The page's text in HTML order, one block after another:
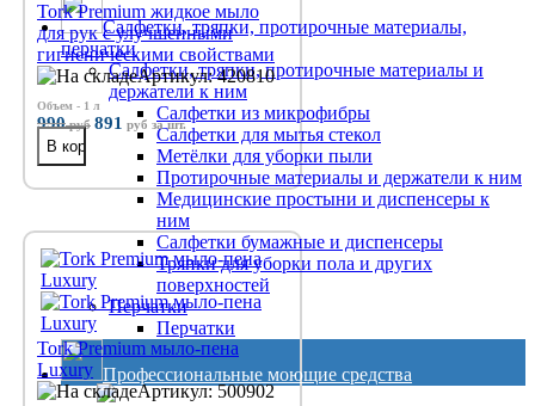
Салфетки, тряпки, протирочные материалы,
перчатки
Салфетки, тряпки, протирочные материалы и
держатели к ним
Салфетки из микрофибры
Салфетки для мытья стекол
Метёлки для уборки пыли
Протирочные материалы и держатели к ним
Медицинские простыни и диспенсеры к
ним
Салфетки бумажные и диспенсеры
Тряпки для уборки пола и других
поверхностей
Перчатки
Перчатки
Профессиональные моющие средства
Tork Premium жидкое мыло
для рук с улучшенными
гигиеническими свойствами
Артикул: 420810
Объем - 1 л
990руб 891 руб за шт.
Tork Premium мыло-пена
Luxury
Артикул: 500902